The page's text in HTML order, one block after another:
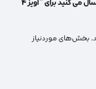
بخش‌های موردنیاز